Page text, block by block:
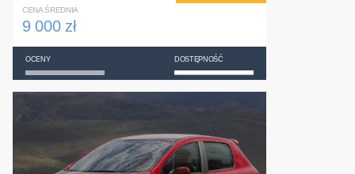
CENA ŚREDNIA
9 000 zł
OCENY DOSTĘPNOŚĆ